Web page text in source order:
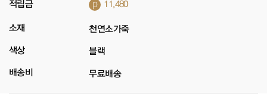
적립금 p 11,480
소재 천연소가죽
색상 블랙
배송비 무료배송